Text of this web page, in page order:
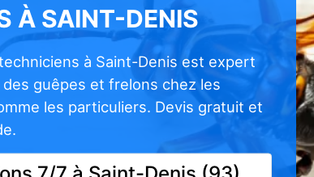
À SAINT-DENIS
à Saint-Denis est expert
guêpes et frelons chez les
les particuliers. Devis gratuit et